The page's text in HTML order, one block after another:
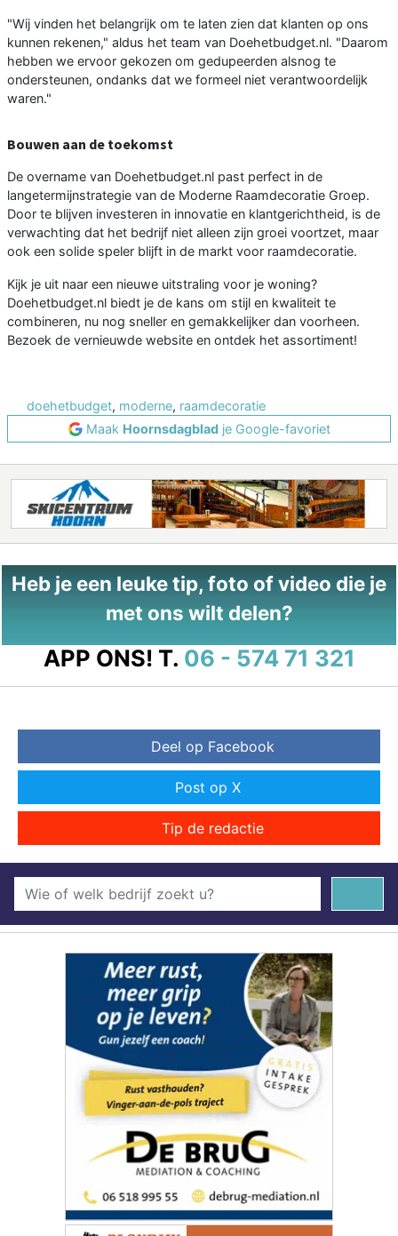
"Wij vinden het belangrijk om te laten zien dat klanten op ons
kunnen rekenen," aldus het team van Doehetbudget.nl. "Daarom
hebben we ervoor gekozen om gedupeerden alsnog te
ondersteunen, ondanks dat we formeel niet verantwoordelijk
waren."
Bouwen aan de toekomst
De overname van Doehetbudget.nl past perfect in de
langetermijnstrategie van de Moderne Raamdecoratie Groep.
Door te blijven investeren in innovatie en klantgerichtheid, is de
verwachting dat het bedrijf niet alleen zijn groei voortzet, maar
ook een solide speler blijft in de markt voor raamdecoratie.
Kijk je uit naar een nieuwe uitstraling voor je woning?
Doehetbudget.nl biedt je de kans om stijl en kwaliteit te
combineren, nu nog sneller en gemakkelijker dan voorheen.
Bezoek de vernieuwde website en ontdek het assortiment!
doehetbudget, moderne, raamdecoratie
Maak Hoornsdagbladje Google-favoriet
Heb je een leuke tip, foto of video die je
met ons wilt delen?
APP ONS! T. 06 - 574 71 321
Deel op Facebook
Post op X
Tip de redactie